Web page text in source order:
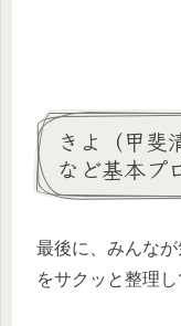
きよ（甲斐
など基本プ
最後に、みんな
をサクッと整理し